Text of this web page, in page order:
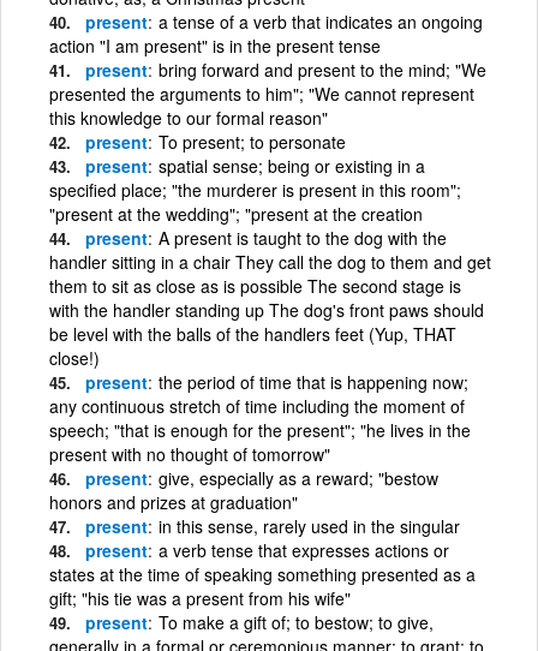
present a tense of a verb that indicates an ongoing
action "I am present" is in the present tense
present bring forward and present to the mind; "We
presented the arguments to him"; "We cannot represent
this knowledge to our formal reason"
present To present; to personate
present spatial sense; being or existing in a
specified place; "the murderer is present in this room";
"present at the wedding"; "present at the creation
present A present is taught to the dog with the
handler sitting in a chair They call the dog to them and get
them to sit as close as is possible The second stage is
with the handler standing up The dog's front paws should
be level with the balls of the handlers feet (Yup, THAT
close!)
present the period of time that is happening now;
any continuous stretch of time including the moment of
speech; "that is enough for the present"; "he lives in the
present with no thought of tomorrow"
present give, especially as a reward; "bestow
honors and prizes at graduation"
present in this sense, rarely used in the singular
present a verb tense that expresses actions or
states at the time of speaking something presented as a
gift; "his tie was a present from his wife"
present To make a gift of; to bestow; to give,
generally in a formal or ceremonious manner; to grant; to